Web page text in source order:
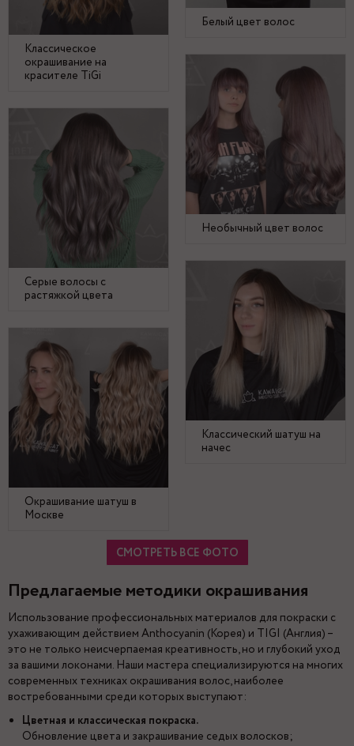
Белый цвет волос
Классическое
окрашивание на
красителе TiGi
Необычный цвет волос
Серые волосы с
растяжкой цвета
Классический шатуш на
начес
Окрашивание шатуш в
Москве
СМОТРЕТЬ ВСЕ ФОТО
Предлагаемые методики окрашивания
Использование профессиональных материалов для покраски с
ухаживающим действием Anthocyanin (Корея) и TIGI (Англия) –
это не только неисчерпаемая креативность, но и глубокий уход
за вашими локонами. Наши мастера специализируются на многих
современных техниках окрашивания волос, наиболее
востребованными среди которых выступают:
Цветная и классическая покраска.
Обновление цвета и закрашивание седых волосков;